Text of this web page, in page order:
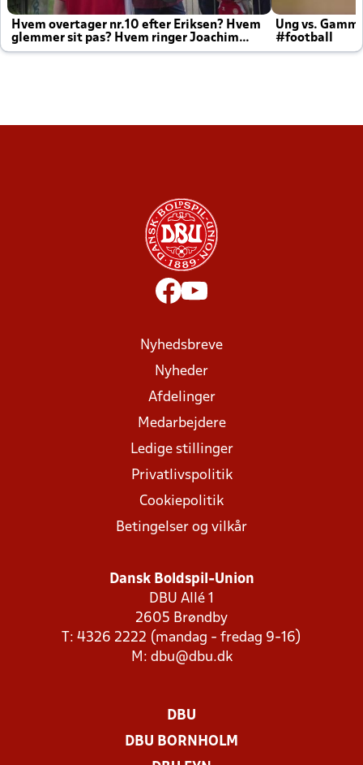
Hvem overtager nr.10 efter Eriksen? Hvem
glemmer sit pas? Hvem ringer Joachim
altid til efter kampe?
Ung vs.
#football
Nyhedsbreve
Nyheder
Afdelinger
Medarbejdere
Ledige stillinger
Privatlivspolitik
Cookiepolitik
Betingelser og vilkår
Dansk Boldspil-Union
DBU Allé 1
2605 Brøndby
T: 4326 2222 (mandag - fredag 9-16)
M: dbu@dbu.dk
DBU
DBU BORNHOLM